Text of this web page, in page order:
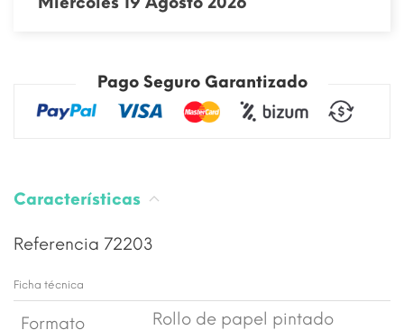
Pago Seguro Garantizado
Características
Referencia 72203
Ficha técnica
Formato Rollo de papel pintado